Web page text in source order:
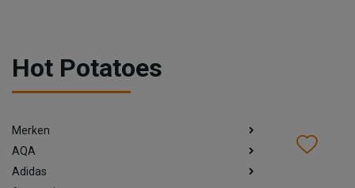
Hot Potatoes
Merken
AQA
Adidas